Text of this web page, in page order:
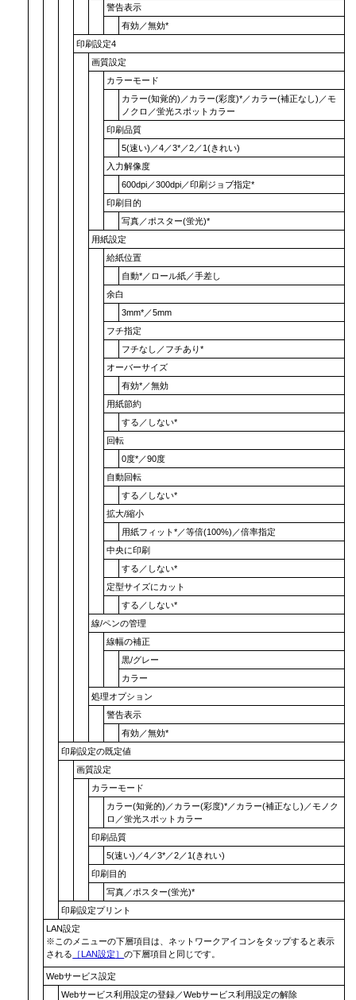
警告表示
有効 ／無効*
印刷設定4
画質設定
カラーモード
カラー(知覚的) ／カラー(彩度)*／カラー(補正なし) ／モ
ノクロ ／蛍光スポットカラー
印刷品質
5(速い) ／4／3*／2／1(きれい)
入力解像度
600dpi ／300dpi ／印刷ジョブ指定*
印刷目的
写真 ／ポスター(蛍光)*
用紙設定
給紙位置
自動*／ ロール紙 ／手差し
余白
3mm*／5mm
フチ指定
フチなし ／フチあり*
オーバーサイズ
有効*／無効
用紙節約
する ／ しない*
回転
0度*／90度
自動回転
する ／ しない*
拡大/縮小
用紙フィット*／等倍(100%) ／倍率指定
中央に印刷
する ／ しない*
定型サイズにカット
する ／ しない*
線/ペンの管理
線幅の補正
黒/グレー
カラー
処理オプション
警告表示
有効 ／無効*
印刷設定の既定値
画質設定
カラーモード
カラー(知覚的) ／カラー(彩度)*／カラー(補正なし) ／モノク
ロ ／蛍光スポットカラー
印刷品質
5(速い) ／4／3*／2／1(きれい)
印刷目的
写真 ／ポスター(蛍光)*
印刷設定プリント
LAN設定
※このメニューの下層項目は、ネットワーク アイコンをタップすると表示
される
［LAN設定］の下層項目と同じです。
Webサービス設定
Webサービス利用設定の登録 ／Webサービス利用設定の解除